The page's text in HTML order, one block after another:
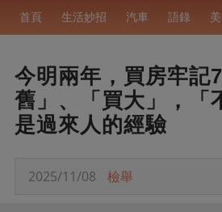
首頁 生活妙招 汽車 語錄
今明兩年，買房牢記
舊」、「買大」，「
是過來人的經驗
2025/11/08 檢舉